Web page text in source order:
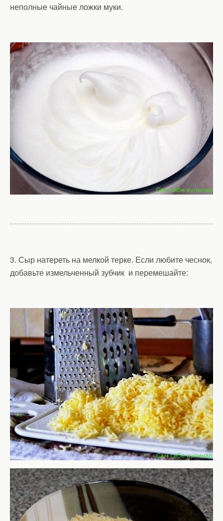
неполные чайные ложки муки.
3. Сыр натереть на мелкой терке. Если любите чеснок,
добавьте измельченный зубчик и перемешайте: